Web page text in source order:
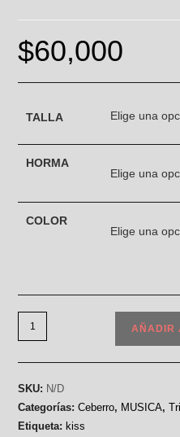
$60,000
TALLA
HORMA
COLOR
AÑADIR
SKU: N/D
Categorías:Ceberro, MUSICA,
Etiqueta: kiss